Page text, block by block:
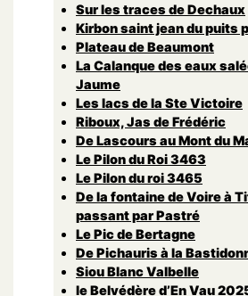
Sur les traces de Dechaux
Kirbon saint jean du puits
Plateau de Beaumont
La Calanque des eaux
Jaume
Les lacs de la Ste Victoire
Riboux, Jas de Frédéric
De Lascours au Mont du
Le Pilon du Roi 3463
Le Pilon du roi 3465
De la fontaine de Voire à
passant par Pastré
Le Pic de Bertagne
De Pichauris à la
Siou Blanc Valbelle
le Belvédère d’En Vau